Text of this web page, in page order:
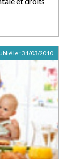
le :31/03/2010